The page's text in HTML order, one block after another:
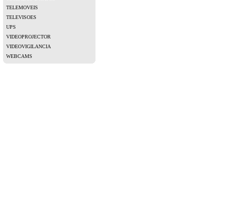
TELEMOVEIS
TELEVISOES
UPS
VIDEOPROJECTOR
VIDEOVIGILANCIA
WEBCAMS